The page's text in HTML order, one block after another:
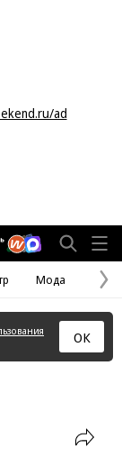
ad
Мода
ОК